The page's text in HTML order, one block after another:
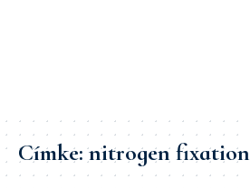
Címke:nitrogen fixation